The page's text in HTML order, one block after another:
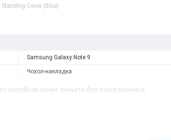
Standing Cover (Blue)
Samsung Galaxy Note 9
Чохол-накладка
виробник може змінити без повідомлення.